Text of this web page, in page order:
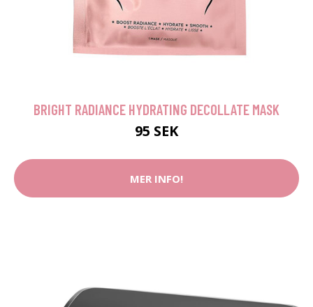
BRIGHT RADIANCE HYDRATING DECOLLATE MASK
95 SEK
MER INFO!